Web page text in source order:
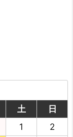
土
日
1
2